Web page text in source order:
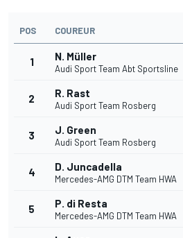
POS COUREUR
1 N. Müller
Audi Sport Team Abt Sportsline
2 R. Rast
Audi Sport Team Rosberg
3 J. Green
Audi Sport Team Rosberg
4 D. Juncadella
Mercedes-AMG DTM Team HWA
5 P. di Resta
Mercedes-AMG DTM Team HWA